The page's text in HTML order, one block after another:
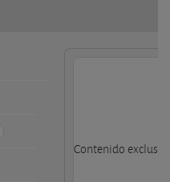
Contenido